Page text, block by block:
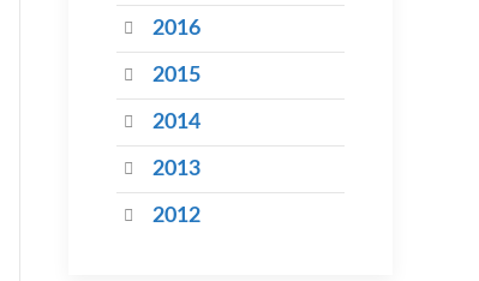
2016
2015
2014
2013
2012